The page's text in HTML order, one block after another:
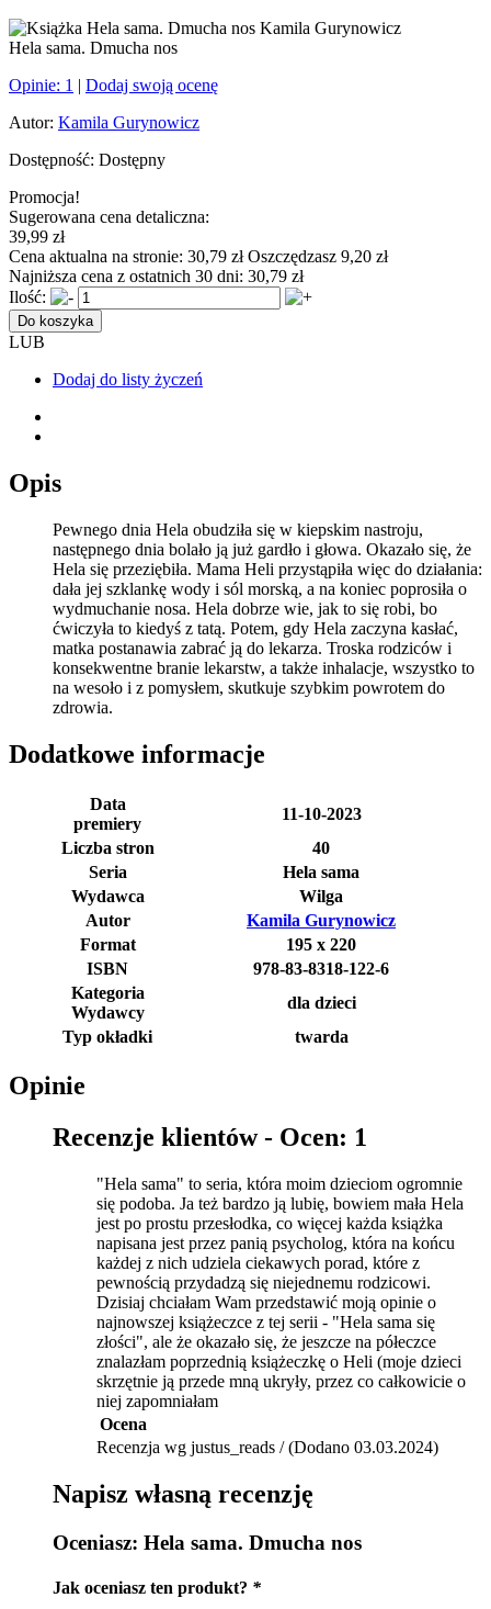
Hela sama. Dmucha nos
Opinie: 1 | Dodaj swoją ocenę
Autor: Kamila Gurynowicz
Dostępność: Dostępny
Promocja!
Sugerowana cena detaliczna:
39,99 zł
Cena aktualna na stronie: 30,79 złOszczędzasz 9,20 zł
Najniższa cena z ostatnich 30 dni: 30,79 zł
Ilość:
Do koszyka
LUB
Dodaj do listy życzeń
Opis
Pewnego dnia Hela obudziła się w kiepskim nastroju,
następnego dnia bolało ją już gardło i głowa. Okazało się, że
Hela się przeziębiła. Mama Heli przystąpiła więc do działania:
dała jej szklankę wody i sól morską, a na koniec poprosiła o
wydmuchanie nosa. Hela dobrze wie, jak to się robi, bo
ćwiczyła to kiedyś z tatą. Potem, gdy Hela zaczyna kasłać,
matka postanawia zabrać ją do lekarza. Troska rodziców i
konsekwentne branie lekarstw, a także inhalacje, wszystko to
na wesoło i z pomysłem, skutkuje szybkim powrotem do
zdrowia.
Dodatkowe informacje
Data
premiery
11-10-2023
Liczba stron
40
Seria
Hela sama
Wydawca
Wilga
Autor
Kamila Gurynowicz
Format
195 x 220
ISBN
978-83-8318-122-6
Kategoria
Wydawcy
dla dzieci
Typ okładki
twarda
Opinie
Recenzje klientów - Ocen: 1
"Hela sama" to seria, która moim dzieciom ogromnie
się podoba. Ja też bardzo ją lubię, bowiem mała Hela
jest po prostu przesłodka, co więcej każda książka
napisana jest przez panią psycholog, która na końcu
każdej z nich udziela ciekawych porad, które z
pewnością przydadzą się niejednemu rodzicowi.
Dzisiaj chciałam Wam przedstawić moją opinie o
najnowszej książeczce z tej serii - "Hela sama się
złości", ale że okazało się, że jeszcze na półeczce
znalazłam poprzednią książeczkę o Heli (moje dzieci
skrzętnie ją przede mną ukryły, przez co całkowicie o
niej zapomniałam
Ocena
Recenzja wg justus_reads / (Dodano 03.03.2024)
Napisz własną recenzję
Oceniasz: Hela sama. Dmucha nos
Jak oceniasz ten produkt? *